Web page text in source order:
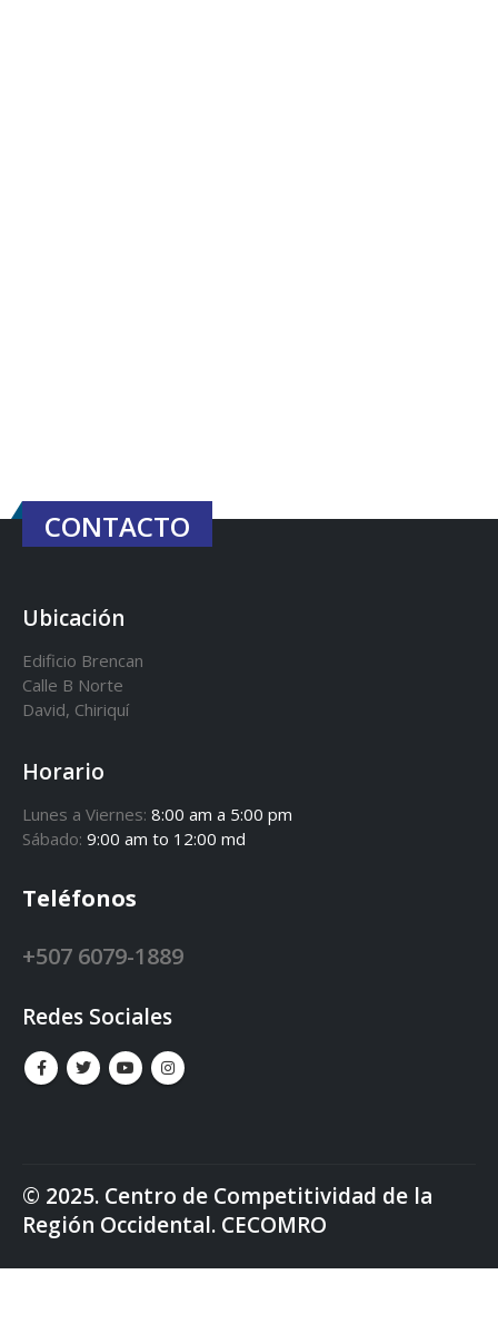
CONTACTO
Ubicación
Edificio Brencan
Calle B Norte
David, Chiriquí
Horario
Lunes a Viernes: 8:00 am a 5:00 pm
Sábado: 9:00 am to 12:00 md
Teléfonos
+507 6079-1889
Redes Sociales
© 2025. Centro de Competitividad de la
Región Occidental. CECOMRO